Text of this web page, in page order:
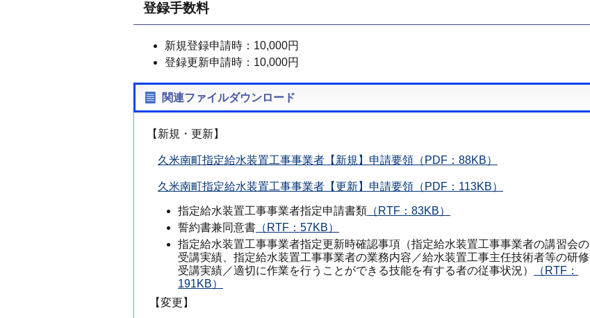
登録手数料
新規登録申請時：10,000円
登録更新申請時：10,000円
関連ファイルダウンロード
【新規・更新】
久米南町指定給水装置工事事業者【新規】申請要領（PDF：88KB）
久米南町指定給水装置工事事業者【更新】申請要領（PDF：113KB）
指定給水装置工事事業者指定申請書類 （RTF：83KB）
誓約書兼同意書 （RTF：57KB）
指定給水装置工事事業者指定更新時確認事項（指定給水装置工事事業者の講習会の
受講実績、指定給水装置工事事業者の業務内容／給水装置工事主任技術者等の研修
受講実績／適切に作業を行うことができる技能を有する者の従事状況）
（RTF：
191KB）
【変更】